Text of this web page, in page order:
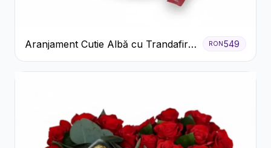
Aranjament Cutie Albă cu Trandafiri
Roșii și Raffaello
RON 549